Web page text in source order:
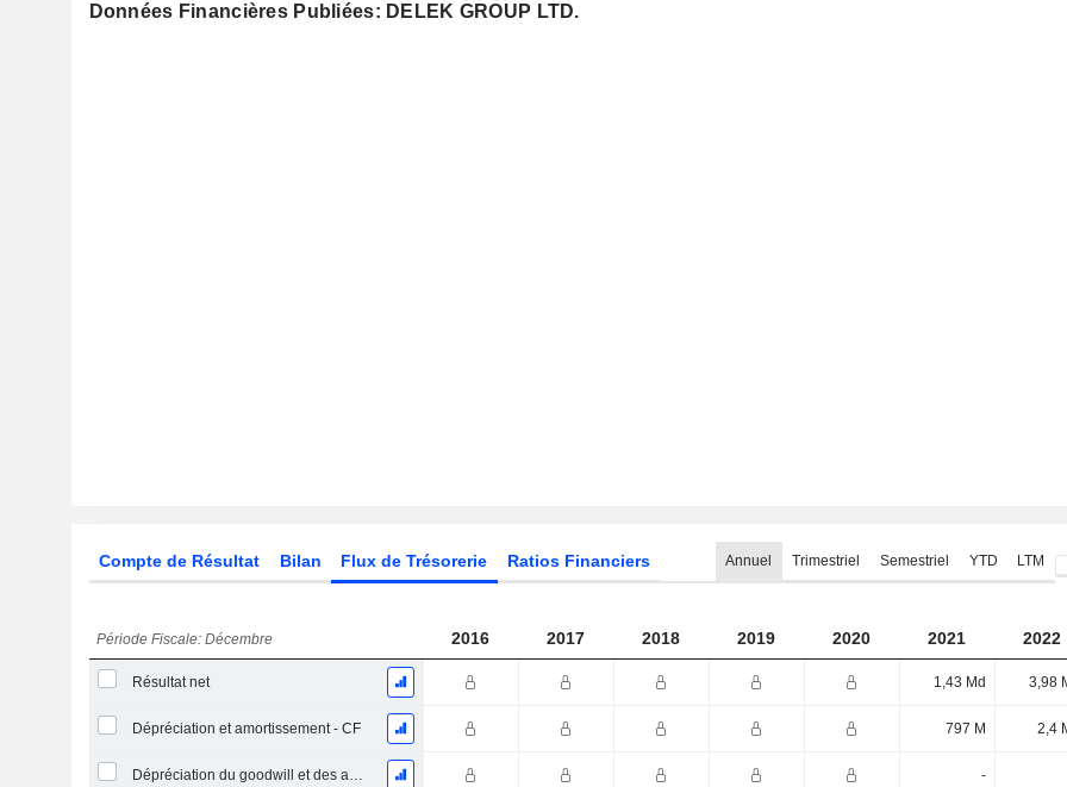
Données Financières Publiées: DELEK GROUP LTD.
Compte de Résultat Bilan Flux de Trésorerie Ratios Financiers Annuel Trimestriel Semestriel YTD LTM
Période Fiscale: Décembre 2016 2017 2018 2019 2020 2021 2022
Résultat net 1,43 Md 3,98
Dépréciation et amortissement - CF 797 M 2,4
Dépréciation du goodwill et des actifs intangibles -